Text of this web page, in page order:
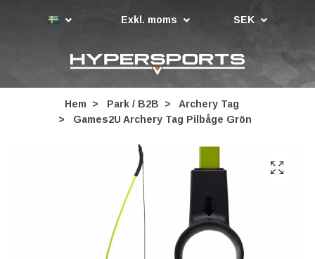
Exkl. moms SEK
Hem Park / B2B
Archery Tag
Games2U Archery Tag Pilbåge Grön